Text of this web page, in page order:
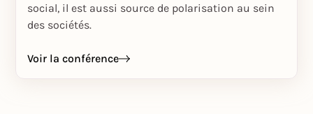
social, il est aussi source de polarisation au sein
des sociétés.
Voir la conférence